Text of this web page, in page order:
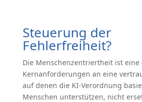
Steuerung der
Fehlerfreiheit?
Die Menschenzentriertheit ist eine
Kernanforderungen an eine
auf denen die KI-Verordnung
Menschen unterstützen, nicht